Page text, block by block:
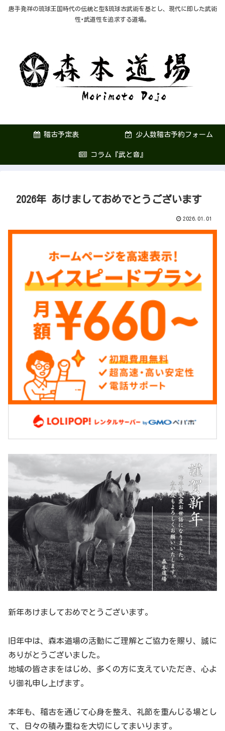
唐手発祥の琉球王国時代の伝統と型&琉球古武術を基とし、現代に即した武術
性･武道性を追求する道場。
稽古予定表 少人数稽古予約フォーム
コラム『武と音』
2026年 あけましておめでとうございます
2026.01.01
新年あけましておめでとうございます。
旧年中は、森本道場の活動にご理解とご協力を賜り、誠に
ありがとうございました。
地域の皆さまをはじめ、多くの方に支えていただき、心よ
り御礼申し上げます。
本年も、稽古を通じて心身を整え、礼節を重んじる場とし
て、日々の積み重ねを大切にしてまいります。